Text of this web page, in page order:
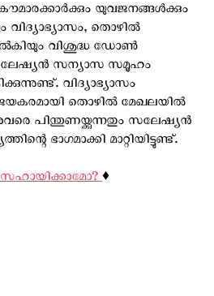
യുവജനങ്ങള്‍ക്കും
വിദ്യാഭ്യാസം, തൊഴിൽ
വിശുദ്ധ ഡോൺ
സന്യാസ സമൂഹം
വിദ്യാഭ്യാസം
തൊഴിൽ മേഖലയിൽ
പിന്തുണയ്ക്കുന്നതും സലേഷ്യന്‍
ഭാഗമാക്കി മാറ്റിയിട്ടുണ്ട്.
♦️